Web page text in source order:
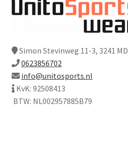
Simon Stevinweg 11-3, 3241
0623856702
info@unitosports.nl
KvK: 92508413
BTW: NL002957885B79